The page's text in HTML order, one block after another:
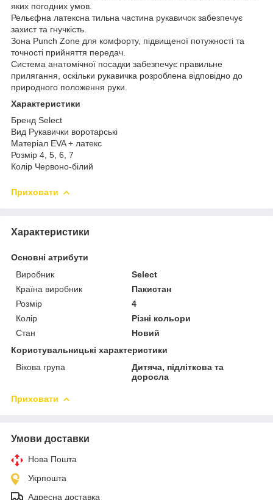
яких погодних умов.
Рельєфна латексна тильна частина рукавичок забезпечує
захист та гнучкість.
Зона Punch Zone для комфорту, підвищеної потужності та
точності прийняття передач.
Система анатомічної посадки забезпечує правильне
прилягання, оскільки рукавичка розроблена відповідно до
природного положення руки.
Характеристики
Бренд Select
Вид Рукавички воротарські
Матеріал EVA + латекс
Розмір 4, 5, 6, 7
Колір Червоно-білий
Приховати
Характеристики
Основні атрибути
Виробник
Select
Країна виробник
Пакистан
Розмір
4
Колір
Різні кольори
Стан
Новий
Користувальницькі характеристики
Вікова група
Дитяча, підліткова та
доросла
Приховати
Умови доставки
Нова Пошта
Укрпошта
Адресна доставка